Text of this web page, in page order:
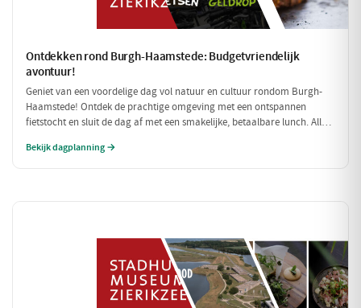
Ontdekken rond Burgh-Haamstede: Budgetvriendelijk
avontuur!
Geniet van een voordelige dag vol natuur en cultuur rondom Burgh-
Haamstede! Ontdek de prachtige omgeving met een ontspannen
fietstocht en sluit de dag af met een smakelijke, betaalbare lunch. Alle
de portemonnee te veel te belasten!
Bekijk dagplanning →